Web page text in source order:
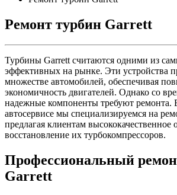
Ремонт турбин Garrett
Турбины Garrett считаются одними из
эффективных на рынке. Эти устройства
множестве автомобилей, обеспечивая
экономичность двигателей. Однако со
надежные компоненты требуют ремонта.
автосервисе мы специализируемся на
предлагая клиентам высококачественное
восстановление их турбокомпрессоров.
Профессиональный
Garrett